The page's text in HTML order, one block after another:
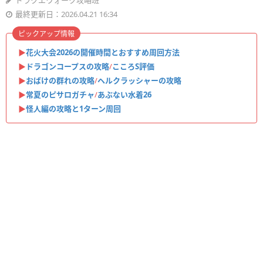
最終更新日：2026.04.21 16:34
▶︎花火大会2026の開催時間とおすすめ周回方法
▶︎ ドラゴンコープスの攻略/こころS評価
▶︎おばけの群れの攻略/ヘルクラッシャーの攻略
▶︎常夏のピサロガチャ/あぶない水着26
▶︎怪人編の攻略と1ターン周回
ピックアップ情報